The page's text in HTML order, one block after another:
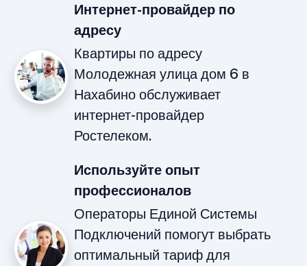
Интернет-провайдер по
адресу
Квартиры по адресу
Молодежная улица дом 6 в
Нахабино обслуживает
интернет-провайдер
Ростелеком.
Используйте опыт
профессионалов
Операторы Единой Системы
Подключений помогут выбрать
оптимальный тариф для